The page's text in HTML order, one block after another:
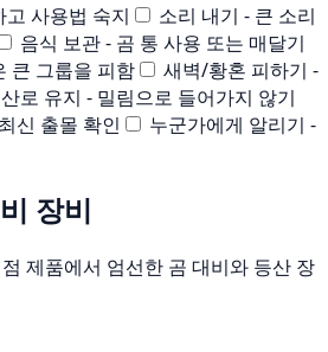
사용법 숙지
소리 내기 - 큰 소리
음식 보관 - 곰 통 사용 또는 매달기
큰 그룹을 피함
새벽/황혼 피하기 -
로 유지 - 밀림으로 들어가지 않기
신 출몰 확인
누군가에게 알리기 -
장비
제품에서 엄선한 곰 대비와 등산 장